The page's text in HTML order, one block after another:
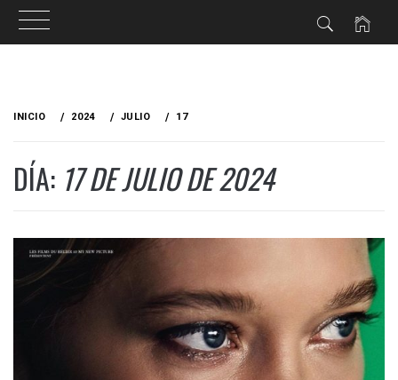
INICIO 2024 JULIO 17
DÍA: 17 DE JULIO DE 2024